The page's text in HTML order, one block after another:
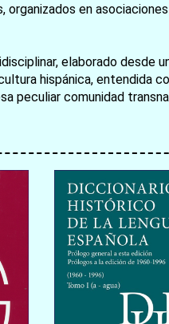
organizados en
elaborado desde
hispánica, entendida
peculiar comunidad